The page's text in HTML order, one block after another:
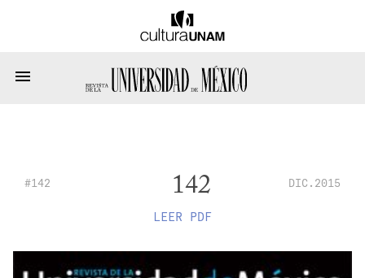
#142 142 DIC.2015
LEER PDF